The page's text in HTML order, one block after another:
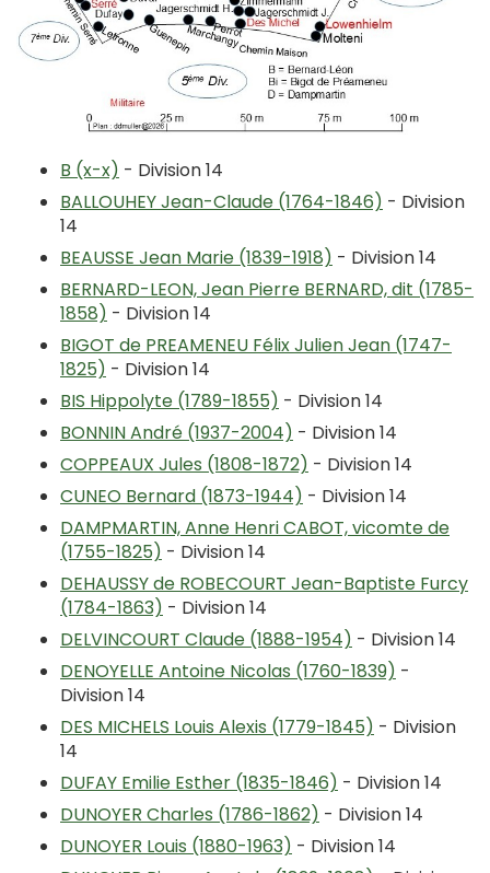
B (x-x) - Division 14
BALLOUHEY Jean-Claude (1764-1846) - Division
14
BEAUSSE Jean Marie (1839-1918) - Division 14
BERNARD-LEON, Jean Pierre BERNARD, dit (1785-
1858) - Division 14
BIGOT de PREAMENEU Félix Julien Jean (1747-
1825) - Division 14
BIS Hippolyte (1789-1855) - Division 14
BONNIN André (1937-2004) - Division 14
COPPEAUX Jules (1808-1872) - Division 14
CUNEO Bernard (1873-1944) - Division 14
DAMPMARTIN, Anne Henri CABOT, vicomte de
(1755-1825) - Division 14
DEHAUSSY de ROBECOURT Jean-Baptiste Furcy
(1784-1863) - Division 14
DELVINCOURT Claude (1888-1954) - Division 14
DENOYELLE Antoine Nicolas (1760-1839) -
Division 14
DES MICHELS Louis Alexis (1779-1845) - Division
14
DUFAY Emilie Esther (1835-1846) - Division 14
DUNOYER Charles (1786-1862) - Division 14
DUNOYER Louis (1880-1963) - Division 14